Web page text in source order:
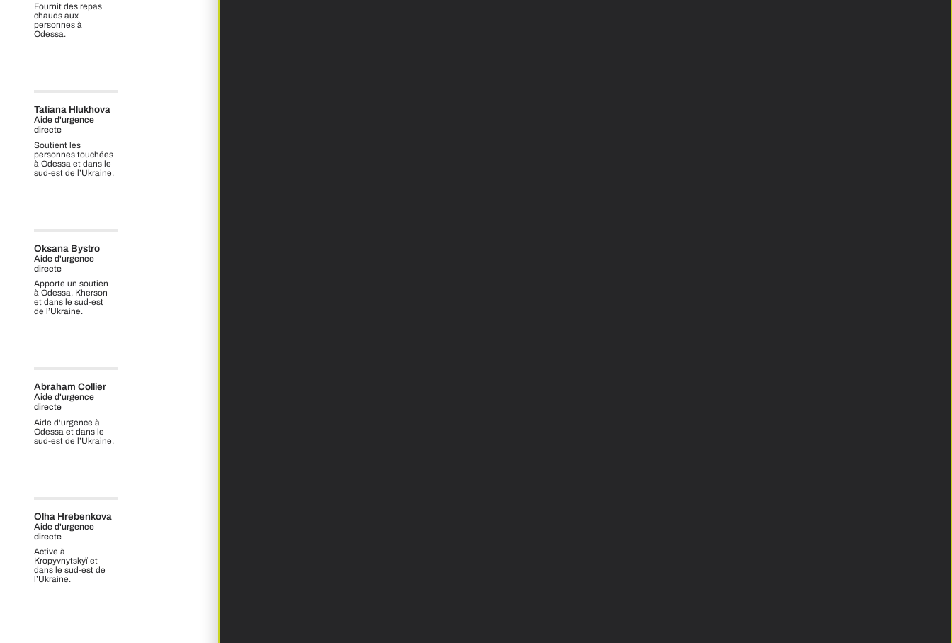
Fournit des repas
chauds aux
personnes à
Odessa.
Tatiana Hlukhova
Aide d'urgence
directe
Soutient les
personnes touchées
à Odessa et dans le
sud‑est de l’Ukraine.
Oksana Bystro
Aide d'urgence
directe
Apporte un soutien
à Odessa, Kherson
et dans le sud‑est
de l’Ukraine.
Abraham Collier
Aide d'urgence
directe
Aide d'urgence à
Odessa et dans le
sud-est de l’Ukraine.
Olha Hrebenkova
Aide d'urgence
directe
Active à
Kropyvnytskyï et
dans le sud‑est de
l’Ukraine.